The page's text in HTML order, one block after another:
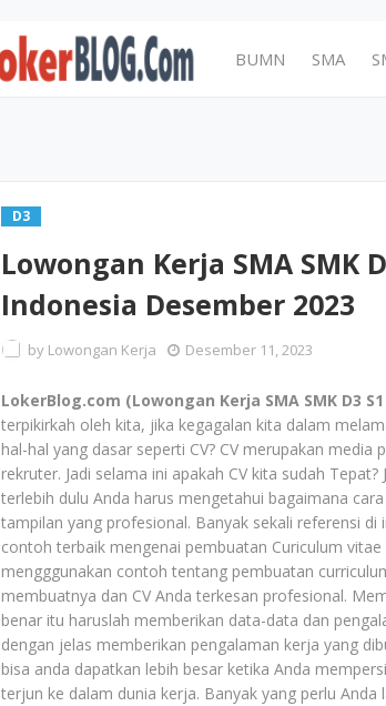
BUMN SMA
D3
Lowongan Kerja SMA SMK
Indonesia Desember 2023
by Lowongan Kerja Desember 11, 2023
LokerBlog.com (Lowongan Kerja SMA SMK D3
terpikirkah oleh kita, jika kegagalan kita dalam
hal-hal yang dasar seperti CV? CV merupakan
rekruter. Jadi selama ini apakah CV kita sudah
terlebih dulu Anda harus mengetahui bagaimana
tampilan yang profesional. Banyak sekali referensi
contoh terbaik mengenai pembuatan Curiculum
mengggunakan contoh tentang pembuatan
membuatnya dan CV Anda terkesan profesional.
benar itu haruslah memberikan data-data dan
dengan jelas memberikan pengalaman kerja yang
bisa anda dapatkan lebih besar ketika Anda
terjun ke dalam dunia kerja. Banyak yang perlu